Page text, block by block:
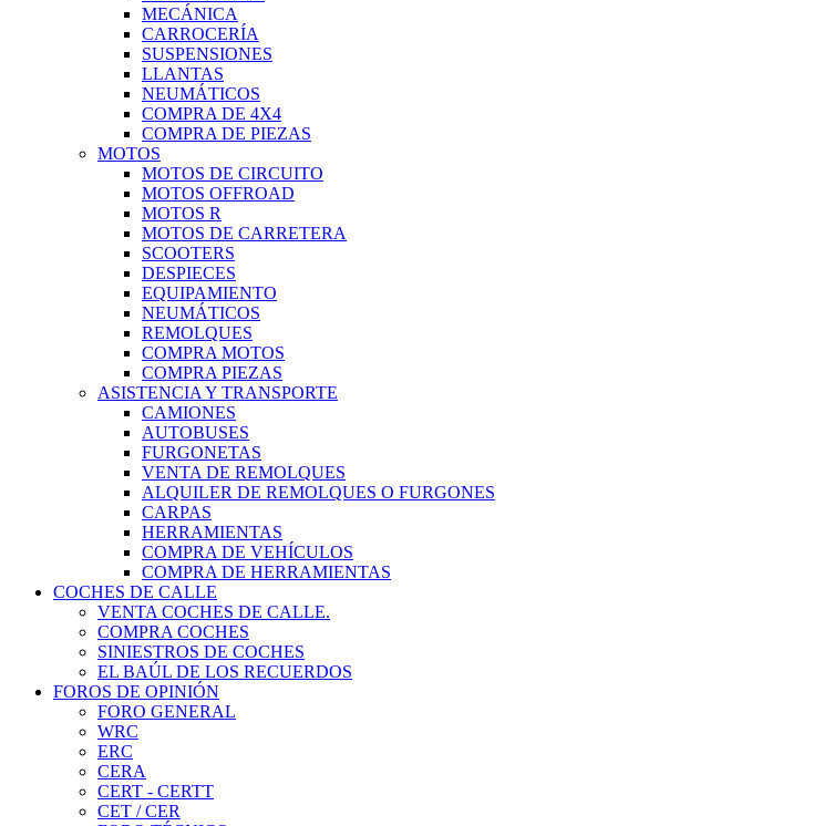
MECÁNICA
CARROCERÍA
SUSPENSIONES
LLANTAS
NEUMÁTICOS
COMPRA DE 4X4
COMPRA DE PIEZAS
MOTOS
MOTOS DE CIRCUITO
MOTOS OFFROAD
MOTOS R
MOTOS DE CARRETERA
SCOOTERS
DESPIECES
EQUIPAMIENTO
NEUMÁTICOS
REMOLQUES
COMPRA MOTOS
COMPRA PIEZAS
ASISTENCIA Y TRANSPORTE
CAMIONES
AUTOBUSES
FURGONETAS
VENTA DE REMOLQUES
ALQUILER DE REMOLQUES O FURGONES
CARPAS
HERRAMIENTAS
COMPRA DE VEHÍCULOS
COMPRA DE HERRAMIENTAS
COCHES DE CALLE
VENTA COCHES DE CALLE.
COMPRA COCHES
SINIESTROS DE COCHES
EL BAÚL DE LOS RECUERDOS
FOROS DE OPINIÓN
FORO GENERAL
WRC
ERC
CERA
CERT - CERTT
CET / CER